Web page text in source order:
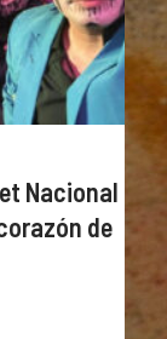
Nacional
de